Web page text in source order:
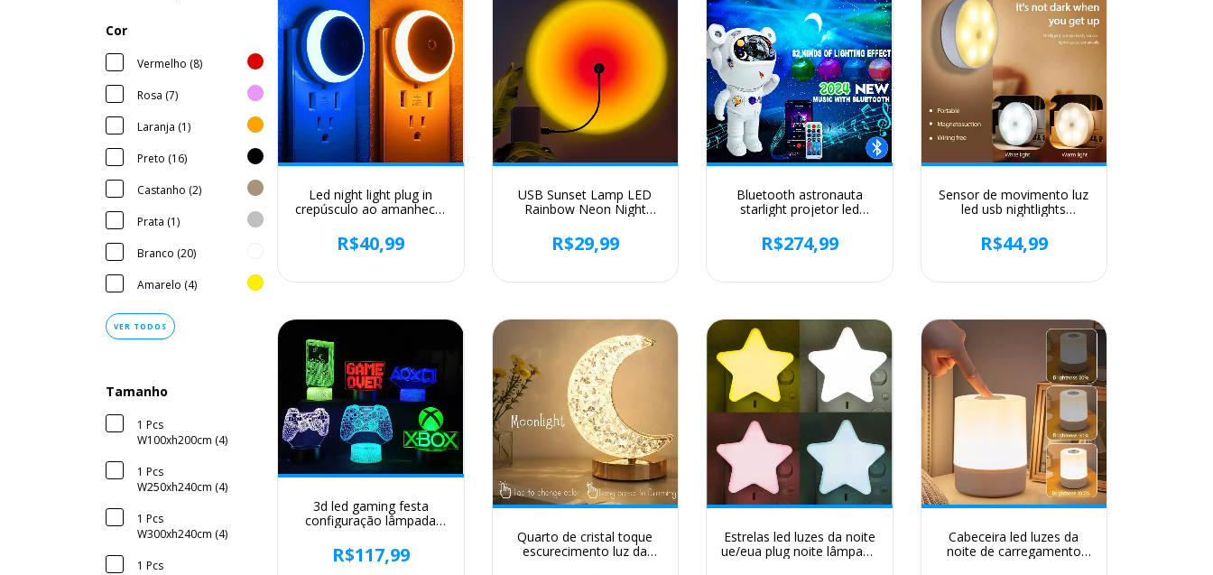
Cor
Vermelho (8)
Rosa (7)
Laranja (1)
Preto (16)
Castanho (2)
Prata (1)
Branco (20)
Amarelo (4)
VER TODOS
Tamanho
1 Pcs
W100xh200cm (4)
1 Pcs
W250xh240cm (4)
1 Pcs
W300xh240cm (4)
1 Pcs
Led night light plug in
crepúsculo ao amanhecer
automático dim na parede
noite lâmpada para
escada quarto
R$40,99
USB Sunset Lamp LED
Rainbow Neon Night
fotografia, Iluminação
atmosférica para quarto,
Nightlights
R$29,99
Bluetooth astronauta
starlight projetor led
noturna aurora lua
astronauta bluetooth alto-
R$274,99
Sensor de movimento luz
led usb nightlights
o quarto escada corredor
guarda-roupa iluminação
R$44,99
3d led gaming festa
configuração lâmpada
usb alimentado luz da
noite candeeiro mesa
R$117,99
Quarto de cristal toque
escurecimento luz da
Estrelas led luzes da noite
ue/eua plug noite lâmpada
Cabeceira led luzes da
noite de carregamento